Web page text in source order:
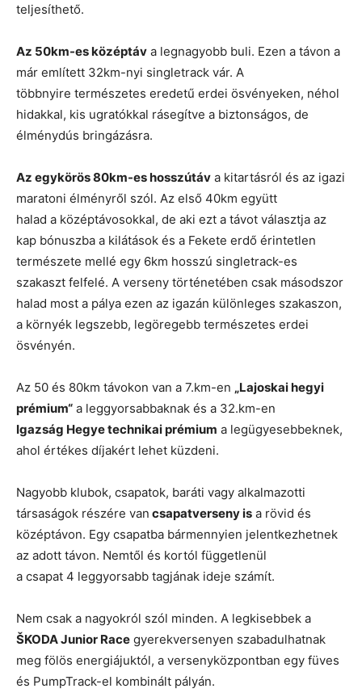
teljesíthető.
Az 50km-es középtáv a legnagyobb buli. Ezen a távon a
már említett 32km-nyi singletrack vár. A
többnyire természetes eredetű erdei ösvényeken, néhol
hidakkal, kis ugratókkal rásegítve a biztonságos, de
élménydús bringázásra.
Az egykörös 80km-es hosszútáv a kitartásról és az igazi
maratoni élményről szól. Az első 40km együtt
halad a középtávosokkal, de aki ezt a távot választja az
kap bónuszba a kilátások és a Fekete erdő érintetlen
természete mellé egy 6km hosszú singletrack-es
szakaszt felfelé. A verseny történetében csak másodszor
halad most a pálya ezen az igazán különleges szakaszon,
a környék legszebb, legöregebb természetes erdei
ösvényén.
Az 50 és 80km távokon van a 7.km-en „Lajoskai hegyi
prémium“ a leggyorsabbaknak és a 32.km-en
Igazság Hegye technikai prémium a legügyesebbeknek,
ahol értékes díjakért lehet küzdeni.
Nagyobb klubok, csapatok, baráti vagy alkalmazotti
társaságok részére van csapatverseny is a rövid és
középtávon. Egy csapatba bármennyien jelentkezhetnek
az adott távon. Nemtől és kortól függetlenül
a csapat 4 leggyorsabb tagjának ideje számít.
Nem csak a nagyokról szól minden. A legkisebbek a
ŠKODA Junior Race gyerekversenyen szabadulhatnak
meg fölös energiájuktól, a versenyközpontban egy füves
és PumpTrack-el kombinált pályán.